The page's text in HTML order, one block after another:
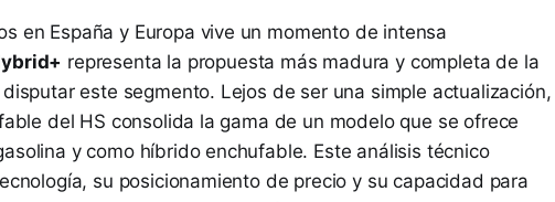
en España y Europa vive un momento de intensa
representa la propuesta más madura y completa de la
este segmento. Lejos de ser una simple actualización,
del HS consolida la gama de un modelo que se ofrece
y como híbrido enchufable. Este análisis técnico
su posicionamiento de precio y su capacidad para